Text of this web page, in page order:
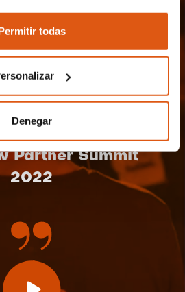
(CIF: B66353780).
cookies.
todas
Denegar
Partner Summit
2022